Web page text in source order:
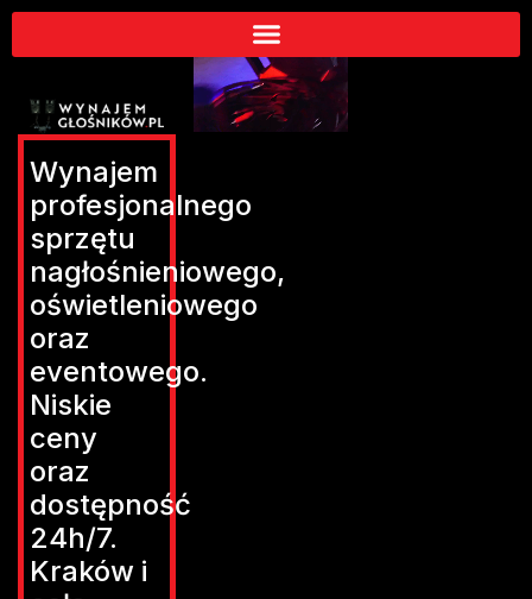
Wynajem
profesjonalnego
sprzętu
nagłośnieniowego,
oświetleniowego
oraz
eventowego.
Niskie
ceny
oraz
dostępność
24h/7.
Kraków i